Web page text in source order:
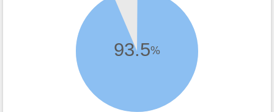
93.5%